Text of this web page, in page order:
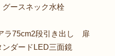
ースネック水栓
ラ75cm2段引き出し 扉
ダードLED三面鏡